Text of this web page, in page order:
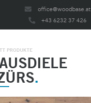
office@woodbase.at
+43 6232 37 426
PRODUKTE